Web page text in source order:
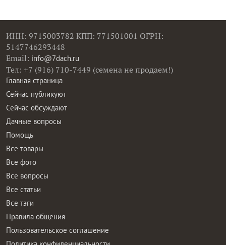
ИНН: 9715003782 КПП: 771501001 ОГРН:
5147746293448
Email: info@7dach.ru
Тел: +7 (916) 710-7449 (семена не продаем!)
Главная страница
Сейчас публикуют
Сейчас обсуждают
Дачные вопросы
Помощь
Все товары
Все фото
Все вопросы
Все статьи
Все тэги
Правила общения
Пользовательское соглашение